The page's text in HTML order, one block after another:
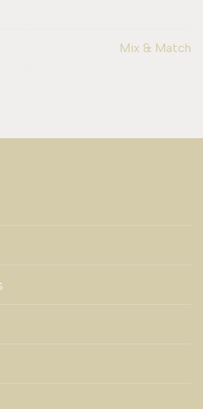
Mix & Match